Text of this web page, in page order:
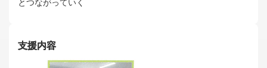
とつながっていく
支援内容